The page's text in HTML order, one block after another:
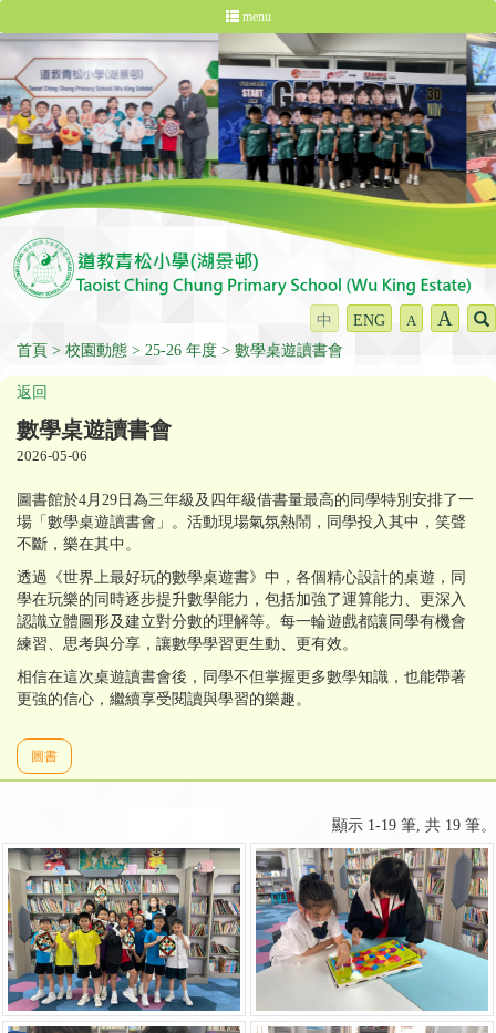
menu
中 ENG A A
首頁 校園動態 25-26 年度 數學桌遊讀書會
返回
數學桌遊讀書會
2026-05-06
圖書館於4月29日為三年級及四年級借書量最高的同學特別安排了一
場「數學桌遊讀書會」。活動現場氣氛熱鬧，同學投入其中，笑聲
不斷，樂在其中。
透過《世界上最好玩的數學桌遊書》中，各個精心設計的桌遊，同
學在玩樂的同時逐步提升數學能力，包括加強了運算能力、更深入
認識立體圖形及建立對分數的理解等。每一輪遊戲都讓同學有機會
練習、思考與分享，讓數學學習更生動、更有效。
相信在這次桌遊讀書會後，同學不但掌握更多數學知識，也能帶著
更強的信心，繼續享受閱讀與學習的樂趣。
圖書
顯示 1-19 筆, 共 19 筆。